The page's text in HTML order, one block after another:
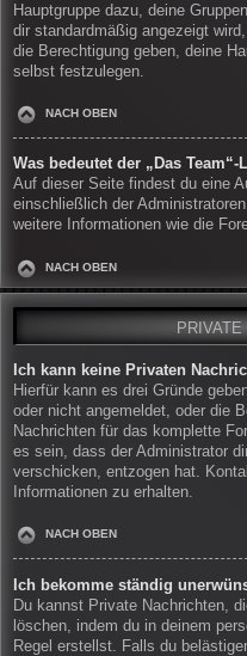
Hauptgruppe dazu, deine
dir standardmäßig angezeigt
die Berechtigung geben, deine
selbst festzulegen.
NACH OBEN
Was bedeutet der „Das
Auf dieser Seite findest du eine
einschließlich der
weitere Informationen wie die
NACH OBEN
Ich kann keine Privaten
Hierfür kann es drei Gründe
oder nicht angemeldet, oder die
Nachrichten für das komplette
es sein, dass der Administrator
verschicken, entzogen hat.
Informationen zu erhalten.
NACH OBEN
Ich bekomme ständig
Du kannst Private Nachrichten,
löschen, indem du in deinem
Regel erstellst. Falls du